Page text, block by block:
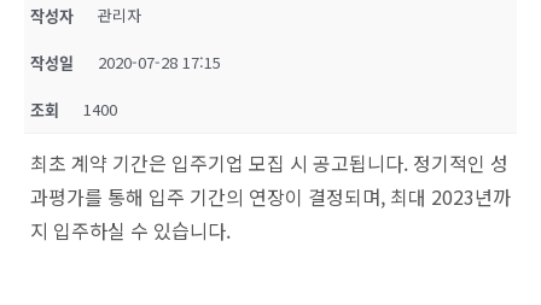
작성자 관리자
작성일 2020-07-28 17:15
조회 1400
최초 계약 기간은 입주기업 모집 시 공고됩니다. 정기적인 성
과평가를 통해 입주 기간의 연장이 결정되며, 최대 2023년까
지 입주하실 수 있습니다.